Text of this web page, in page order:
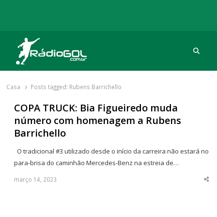
Rádio Gol
Há mais de 20 anos com as melhores coberturas
Casa Posts tagged: Rubens Barrichello
COPA TRUCK: Bia Figueiredo muda
número com homenagem a Rubens
Barrichello
O tradicional #3 utilizado desde o início da carreira não estará no
para-brisa do caminhão Mercedes-Benz na estreia de…
março 14, 2023